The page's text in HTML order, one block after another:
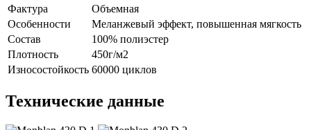
Фактура
Объемная
Особенности
Меланжевый эффект, повышенная мягкость
Состав
100% полиэстер
Плотность
450г/м2
Износостойкость 60000 циклов
Технические данные